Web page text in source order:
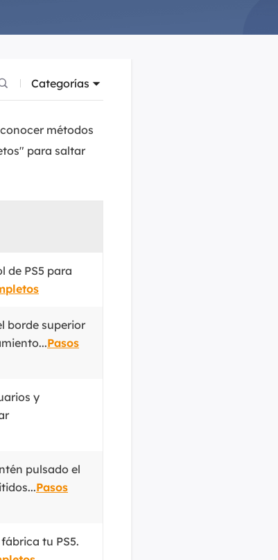
Herramientas de Audio
Ringtone Editor
MakeMyAudio
Grabador y convertidor de audio.
Categorías
métodos
para saltar
de PS5 para
borde superior
Pasos
y
pulsado el
Pasos
tu PS5.